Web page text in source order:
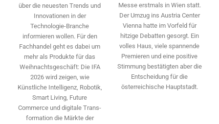
über die neuesten Trends und
Innovationen in der
Technologie-­Branche
informieren wollen. Für den
Fachhandel geht es dabei um
mehr als Produkte für das
Weihnachtsgeschäft: Die IFA
2026 wird ­zeigen, wie
Künstliche Intelligenz, Robotik,
Smart Living, Future
Commerce und digitale Trans­
formation die Märkte der
Messe erstmals in Wien statt.
Der Umzug ins Austria Center
Vienna hatte im Vorfeld für
hitzige Debatten gesorgt. Ein
volles Haus, viele spannende
Premieren und eine positive
Stimmung bestätigten aber die
Entscheidung für die
österreichische Hauptstadt.